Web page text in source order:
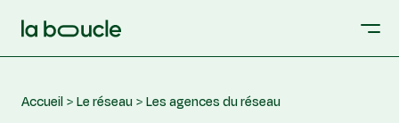
Accueil Le réseau Les agences du réseau